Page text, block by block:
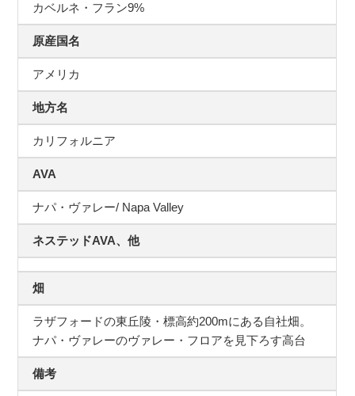
カベルネ・フラン9%
原産国名
アメリカ
地方名
カリフォルニア
AVA
ナパ・ヴァレー/ Napa Valley
ネステッドAVA、他
畑
ラザフォードの東丘陵・標高約200mにある自社畑。
ナパ・ヴァレーのヴァレー・フロアを見下ろす高台
備考